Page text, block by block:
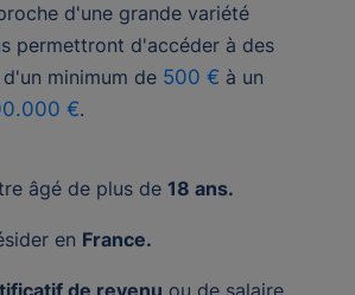
d'une grande variété
permettront d'accéder à des
minimum de 500 € à un
€.
âgé de plus de 18 ans.
en France.
de revenu ou de salaire.